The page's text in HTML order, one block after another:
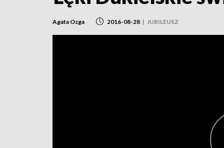
Agata Ozga 2016-08-28 | JUBILEUSZ